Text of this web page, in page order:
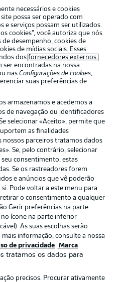
Modo de visualização
it’s meant to be
DA BUNDESLIGA
necessários e cookies
possa ser operado com
e serviços possam ser utilizados.
cookies”, você autoriza que nós
desempenho, cookies de
de mídias sociais. Esses
dosfornecedores externos .
encontradas na nossa
nasConfigurações de cookies,
suas preferências de
armazenamos e acedemos a
de navegação ou identificadores
selecionar «Aceito», permite que
as finalidades
nossos parceiros tratamos dados
Se, pelo contrário, selecionar
consentimento, estas
Se os rastreadores forem
e anúncios que vê poderão
Pode voltar a este menu para
o consentimento a qualquer
Gerir preferências na parte
ícone na parte inferior
As suas escolhas serão
mais informação, consulte a nossa
de privacidade Marca
tratamos os dados para
precisos. Procurar ativamente